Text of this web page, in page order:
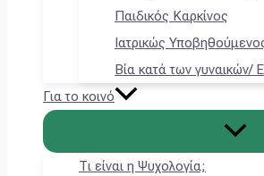
Παιδικός Καρκίνος
Ιατρικώς
Βία κατά των γυναικών/
Για το κοινό
Τι είναι η Ψυχολογία;